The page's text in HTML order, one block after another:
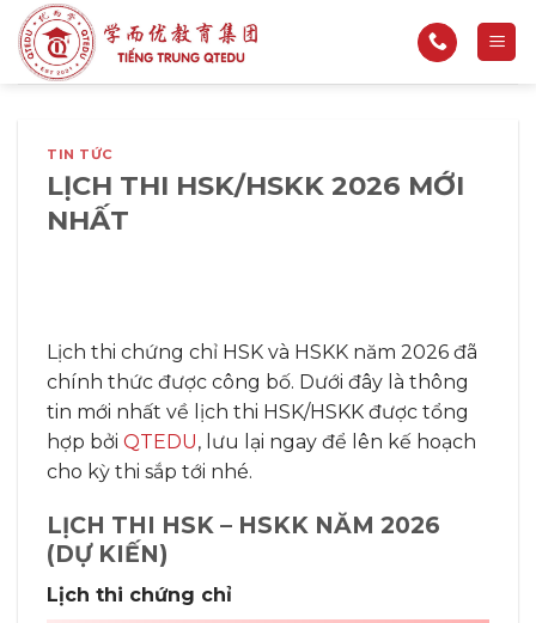
qua
nội
TIN TỨC
LỊCH THI HSK/HSKK 2026 MỚI
NHẤT
Lịch thi chứng chỉ HSK và HSKK năm 2026 đã
chính thức được công bố. Dưới đây là thông
tin mới nhất về lịch thi HSK/HSKK được tổng
hợp bởi QTEDU, lưu lại ngay để lên kế hoạch
cho kỳ thi sắp tới nhé.
LỊCH THI HSK – HSKK NĂM 2026
(DỰ KIẾN)
Lịch thi chứng chỉ